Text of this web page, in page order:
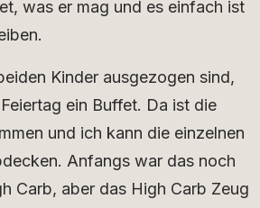
was er mag und es einfach ist
Kinder ausgezogen sind,
ein Buffet. Da ist die
und ich kann die einzelnen
Anfangs war das noch
Carb, aber das High Carb Zeug